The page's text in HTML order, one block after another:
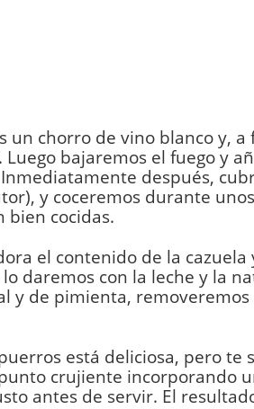
un chorro de vino blanco y, a
bajaremos el fuego y
después,
y coceremos durante
bien cocidas.
el contenido de la cazuela
daremos con la leche y la
y de pimienta,
está deliciosa, pero te
crujiente incorporando
antes de servir. El